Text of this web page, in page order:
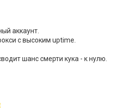
аккаунт.
с высоким uptime.
шанс смерти кука - к нулю.